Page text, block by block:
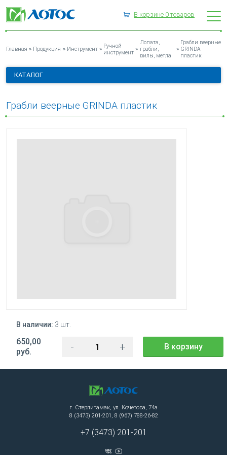
В корзине 0товаров
ГРАБЛИ ВЕЕРНЫЕ GRINDA ПЛАСТИК
Главная » Продукция » Инструмент » Ручной
инструмент
»
Лопата,
грабли,
вилы, метла
»
Грабли веерные
GRINDA
пластик
КАТАЛОГ
Грабли веерные GRINDA пластик
В наличии: 3 шт.
650,00
руб.
- + В корзину
г. Стерлитамак, ул. Кочетова, 74а
8 (3473) 201-201, 8 (967) 788-26-82
+7 (3473) 201-201